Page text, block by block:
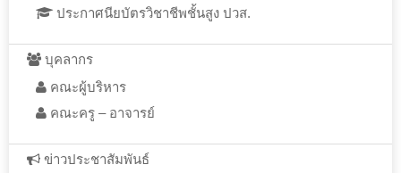
ประกาศนียบัตรวิชาชีพชั้นสูง ปวส.
บุคลากร
คณะผู้บริหาร
คณะครู – อาจารย์
ข่าวประชาสัมพันธ์